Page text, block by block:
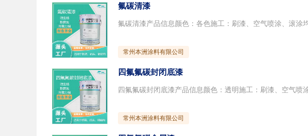
氟碳清漆
常州本洲涂料有限公司
四氟氟碳封闭底漆
常州本洲涂料有限公司